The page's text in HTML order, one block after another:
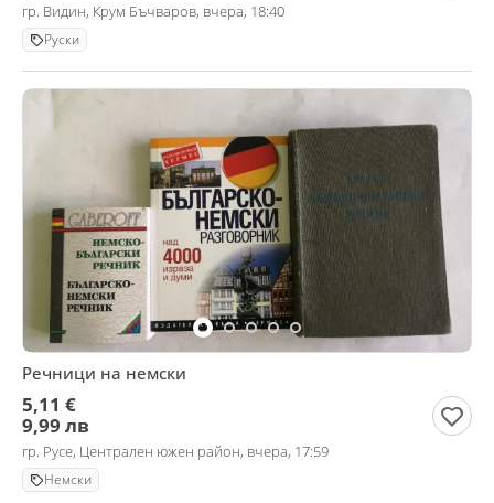
гр. Видин, Крум Бъчваров, вчера, 18:40
Руски
Речници на немски
5,11 €
9,99 лв
гр. Русе, Централен южен район, вчера, 17:59
Немски